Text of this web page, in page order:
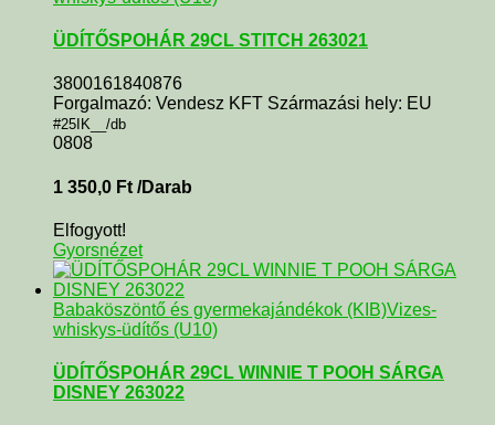
ÜDÍTŐSPOHÁR 29CL STITCH 263021
3800161840876
Forgalmazó: Vendesz KFT Származási hely: EU
#25IK__/db
0808
1 350,0 Ft /Darab
Elfogyott!
Gyorsnézet
Babaköszöntő és gyermekajándékok (KIB)Vizes-
whiskys-üdítős (U10)
ÜDÍTŐSPOHÁR 29CL WINNIE T POOH SÁRGA
DISNEY 263022